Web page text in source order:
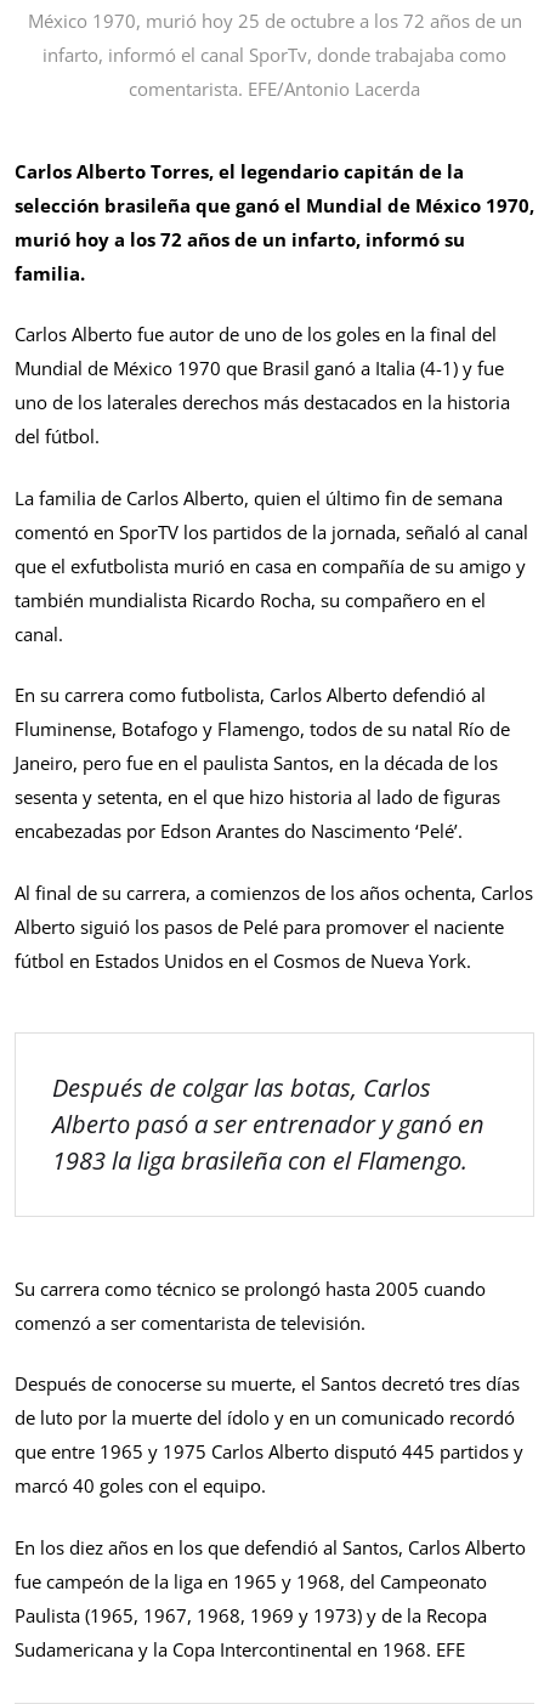
México 1970, murió hoy 25 de octubre a los 72 años de un
infarto, informó el canal SporTv, donde trabajaba como
comentarista. EFE/Antonio Lacerda
Carlos Alberto Torres, el legendario capitán de la
selección brasileña que ganó el Mundial de México 1970,
murió hoy a los 72 años de un infarto, informó su
familia.
Carlos Alberto fue autor de uno de los goles en la final del
Mundial de México 1970 que Brasil ganó a Italia (4-1) y fue
uno de los laterales derechos más destacados en la historia
del fútbol.
La familia de Carlos Alberto, quien el último fin de semana
comentó en SporTV los partidos de la jornada, señaló al canal
que el exfutbolista murió en casa en compañía de su amigo y
también mundialista Ricardo Rocha, su compañero en el
canal.
En su carrera como futbolista, Carlos Alberto defendió al
Fluminense, Botafogo y Flamengo, todos de su natal Río de
Janeiro, pero fue en el paulista Santos, en la década de los
sesenta y setenta, en el que hizo historia al lado de figuras
encabezadas por Edson Arantes do Nascimento ‘Pelé’.
Al final de su carrera, a comienzos de los años ochenta, Carlos
Alberto siguió los pasos de Pelé para promover el naciente
fútbol en Estados Unidos en el Cosmos de Nueva York.
Después de colgar las botas, Carlos
Alberto pasó a ser entrenador y ganó en
1983 la liga brasileña con el Flamengo.
Su carrera como técnico se prolongó hasta 2005 cuando
comenzó a ser comentarista de televisión.
Después de conocerse su muerte, el Santos decretó tres días
de luto por la muerte del ídolo y en un comunicado recordó
que entre 1965 y 1975 Carlos Alberto disputó 445 partidos y
marcó 40 goles con el equipo.
En los diez años en los que defendió al Santos, Carlos Alberto
fue campeón de la liga en 1965 y 1968, del Campeonato
Paulista (1965, 1967, 1968, 1969 y 1973) y de la Recopa
Sudamericana y la Copa Intercontinental en 1968. EFE